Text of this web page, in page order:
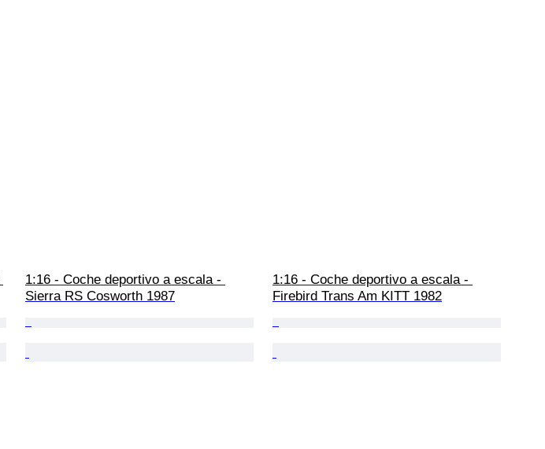
1:16 - Coche deportivo a escala -
Sierra RS Cosworth 1987
1:16 - Coche deportivo a escala -
Firebird Trans Am KITT 1982